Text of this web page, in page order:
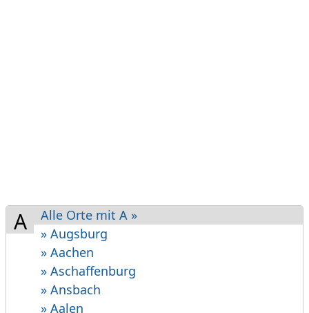
A
Alle Orte mit A »
» Augsburg
» Aachen
» Aschaf­fenburg
» Ansbach
» Aalen